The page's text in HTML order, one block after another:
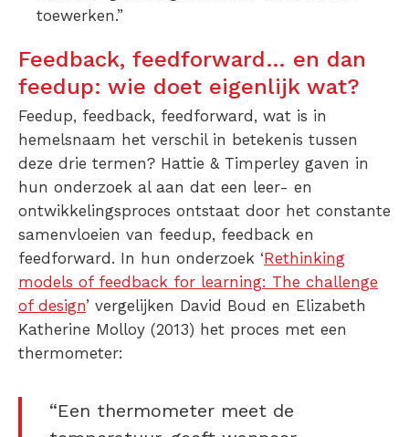
toewerken.”
Feedback, feedforward… en dan
feedup: wie doet eigenlijk wat?
Feedup, feedback, feedforward, wat is in
hemelsnaam het verschil in betekenis tussen
deze drie termen? Hattie & Timperley gaven in
hun onderzoek al aan dat een leer- en
ontwikkelingsproces ontstaat door het constante
samenvloeien van feedup, feedback en
feedforward. In hun onderzoek ‘Rethinking
models of feedback for learning: The challenge
of design’ vergelijken David Boud en Elizabeth
Katherine Molloy (2013) het proces met een
thermometer:
“Een thermometer meet de